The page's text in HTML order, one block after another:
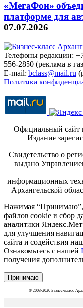
«МегаФон»
платформе для
07.07.2026
Телефоны редакции:
556-2850 (реклама в
E-mail: bclass@mail.ru
Политика
Официальный сайт
Издание
Свидетельство о
выдано
информационных
Архангельской
Нажимая “Принимаю”,
файлов cookie и сбор
аналитики
для улучшения
сайта и содействия
Ознакомьтесь с нашей
получения
Принимаю
© 2003-2026 Бизнес-класс